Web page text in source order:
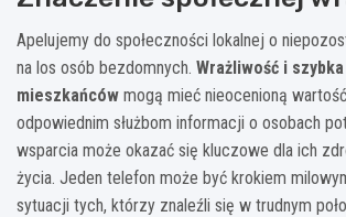
Apelujemy do społeczności lokalnej o
na los osób bezdomnych. Wrażliwość i
mieszkańców mogą mieć nieocenioną
odpowiednim służbom informacji o osobach
wsparcia może okazać się kluczowe dla ich
życia. Jeden telefon może być krokiem
sytuacji tych, którzy znaleźli się w trudnym